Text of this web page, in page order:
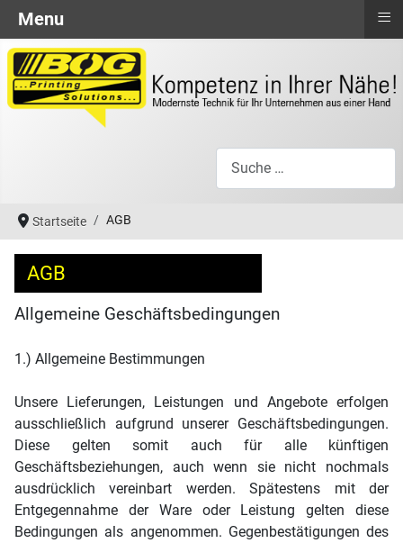
Startseite AGB
AGB
Allgemeine Geschäftsbedingungen
1.) Allgemeine Bestimmungen
Unsere Lieferungen, Leistungen und Angebote erfolgen
ausschließlich aufgrund unserer Geschäftsbedingungen.
Diese gelten somit auch für alle künftigen
Geschäftsbeziehungen, auch wenn sie nicht nochmals
ausdrücklich vereinbart werden. Spätestens mit der
Entgegennahme der Ware oder Leistung gelten diese
Bedingungen als angenommen. Gegenbestätigungen des
Menu ≡